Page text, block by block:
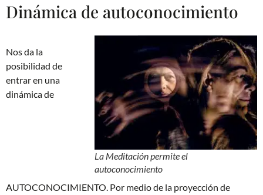
Dinámica de autoconocimiento
La Meditación permite el
autoconocimiento
Nos da la
posibilidad de
entrar en una
dinámica de
AUTOCONOCIMIENTO. Por medio de la proyección de